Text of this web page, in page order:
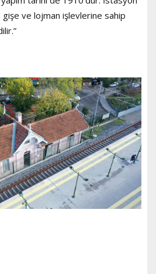
gişe ve lojman işlevlerine sahip